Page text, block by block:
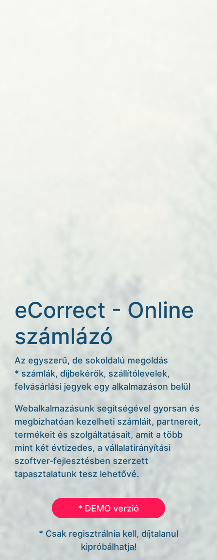
eCorrect - Online
számlázó
Az egyszerű, de sokoldalú megoldás
* számlák, díjbekérők, szállítólevelek,
felvásárlási jegyek egy alkalmazáson belül
Webalkalmazásunk segítségével gyorsan és
megbízhatóan kezelheti számláit, partnereit,
termékeit és szolgáltatásait, amit a több
mint két évtizedes, a vállalatirányítási
szoftver-fejlesztésben szerzett
tapasztalatunk tesz lehetővé.
* DEMO verzió
* Csak regisztrálnia kell, díjtalanul
kipróbálhatja!